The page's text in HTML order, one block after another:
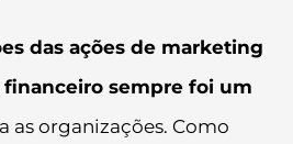
das ações de marketing
sempre foi um
as organizações. Como